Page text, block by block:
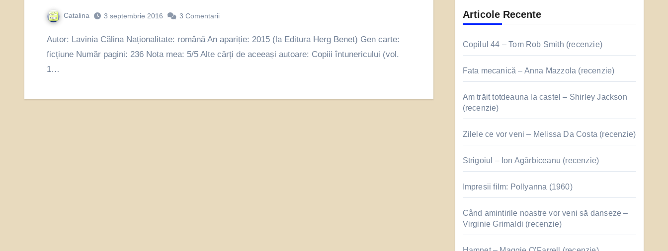
Catalina 3 septembrie 2016 3 Comentarii
Autor: Lavinia Călina Naționalitate: română An apariție: 2015 (la Editura Herg Benet) Gen carte:
ficțiune Număr pagini: 236 Nota mea: 5/5 Alte cărți de aceeași autoare: Copiii întunericului (vol.
1…
Articole Recente
Copilul 44 – Tom Rob Smith (recenzie)
Fata mecanică – Anna Mazzola (recenzie)
Am trăit totdeauna la castel – Shirley Jackson
(recenzie)
Zilele ce vor veni – Melissa Da Costa (recenzie)
Strigoiul – Ion Agârbiceanu (recenzie)
Impresii film: Pollyanna (1960)
Când amintirile noastre vor veni să danseze –
Virginie Grimaldi (recenzie)